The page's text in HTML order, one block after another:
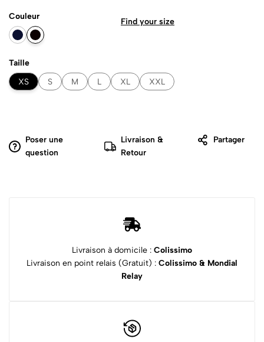
Couleur
Taille
XS
S M L XL XXL
Find your size
Poser une
question
Livraison &
Retour
Partager
Livraison à domicile : Colissimo
Livraison en point relais (Gratuit) : Colissimo & Mondial
Relay